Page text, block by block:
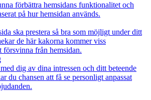
förbättra hemsidans funktionalitet och
på hur hemsidan används.
ska prestera så bra som möjligt under ditt
de här kakorna kommer viss
försvinna från hemsidan.
dig av dina intressen och ditt beteende
du chansen att få se personligt anpassat